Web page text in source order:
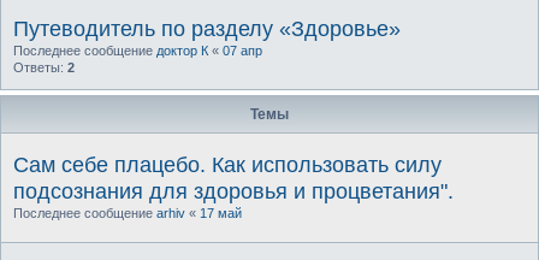
Путеводитель по разделу «Здоровье»
Последнее сообщение доктор К « 07 апр
Ответы: 2
Темы
Сам себе плацебо. Как использовать силу
подсознания для здоровья и процветания".
Последнее сообщение arhiv « 17 май